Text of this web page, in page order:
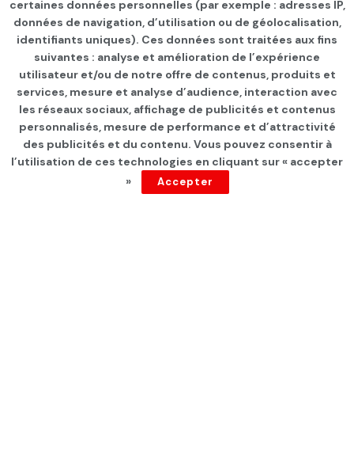
Page d'accueil Les infos du jour
8 mois de prison et
inéligibilité à vie: Lotfi Mraihi
fait appel de sa
condamnation
certaines données personnelles (par exemple : adresses IP,
données de navigation, d’utilisation ou de géolocalisation,
identifiants uniques). Ces données sont traitées aux fins
suivantes : analyse et amélioration de l’expérience
utilisateur et/ou de notre offre de contenus, produits et
services, mesure et analyse d’audience, interaction avec
les réseaux sociaux, affichage de publicités et contenus
personnalisés, mesure de performance et d’attractivité
des publicités et du contenu. Vous pouvez consentir à
l’utilisation de ces technologies en cliquant sur « accepter
»
Accepter